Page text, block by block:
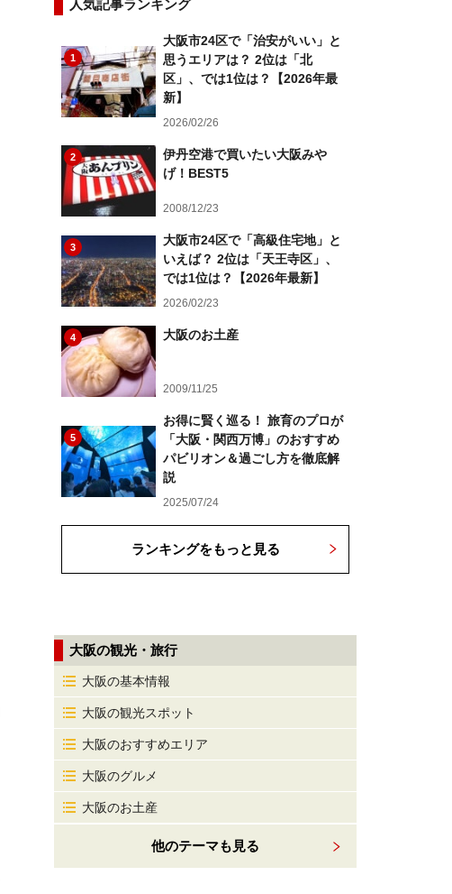
人気記事ランキング
1
大阪市24区で「治安がいい」と
思うエリアは？ 2位は「北
区」、では1位は？【2026年最
新】
2026/02/26
2
伊丹空港で買いたい大阪みや
げ！BEST5
2008/12/23
3
大阪市24区で「高級住宅地」と
いえば？ 2位は「天王寺区」、
では1位は？【2026年最新】
2026/02/23
4 大阪のお土産
2009/11/25
5
お得に賢く巡る！ 旅育のプロが
「大阪・関西万博」のおすすめ
パビリオン＆過ごし方を徹底解
説
2025/07/24
ランキングをもっと見る
大阪の観光・旅行
大阪の基本情報
大阪の観光スポット
大阪のおすすめエリア
大阪のグルメ
大阪のお土産
他のテーマも見る